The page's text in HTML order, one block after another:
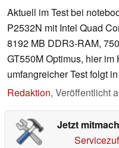
Aktuell im Test bei
P2532N mit Intel Quad
8192 MB DDR3-RAM,
GT550M Optimus, hier
umfangreicher Test folgt
Redaktion, Veröffentlicht
Jetzt